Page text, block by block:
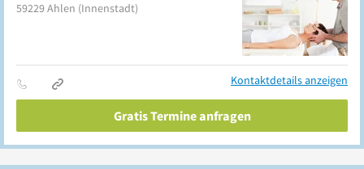
59229Ahlen (Innenstadt)
Kontaktdetails anzeigen
Gratis Termine anfragen